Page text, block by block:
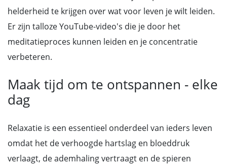
helderheid te krijgen over wat voor leven je wilt leiden.
Er zijn talloze YouTube-video's die je door het
meditatieproces kunnen leiden en je concentratie
verbeteren.
Maak tijd om te ontspannen - elke
dag
Relaxatie is een essentieel onderdeel van ieders leven
omdat het de verhoogde hartslag en bloeddruk
verlaagt, de ademhaling vertraagt en de spieren